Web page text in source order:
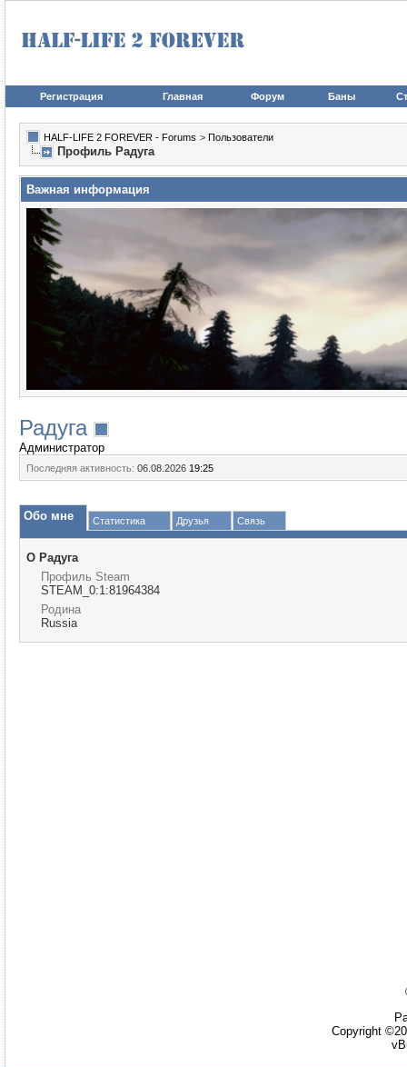
Регистрация Главная Форум Баны
HALF-LIFE 2 FOREVER - Forums > Пользователи
Профиль Радуга
Важная информация
Радуга
Администратор
Последняя активность: 06.08.2026 19:25
Обо мне Статистика Друзья Связь
О Радуга
Профиль Steam
STEAM_0:1:81964384
Родина
Russia
Copyright